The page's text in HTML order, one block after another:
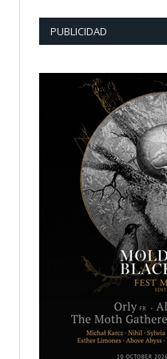
PUBLICIDAD